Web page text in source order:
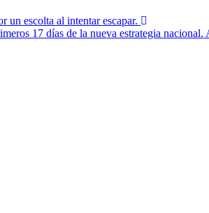
un escolta al intentar escapar.
17 días de la nueva estrategia nacional.